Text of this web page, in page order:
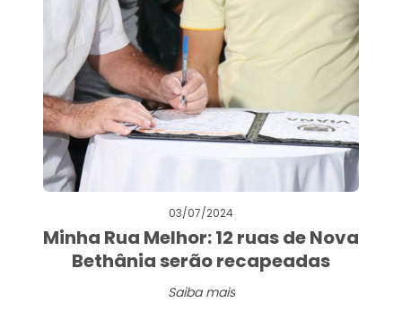
03/07/2024
Minha Rua Melhor: 12 ruas de Nova
Bethânia serão recapeadas
Saiba mais